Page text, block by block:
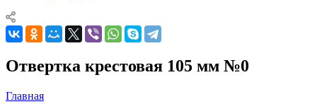
Отвертка крестовая 105 мм №0
Главная